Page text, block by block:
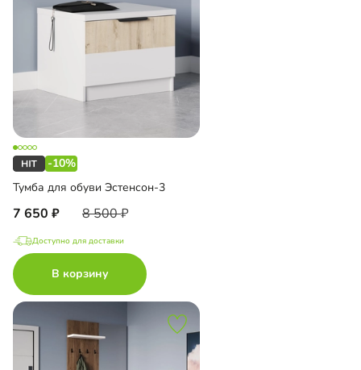
-10%
Тумба для обуви Эстенсон-3
7 650 8 500
Доступно для доставки
В корзину